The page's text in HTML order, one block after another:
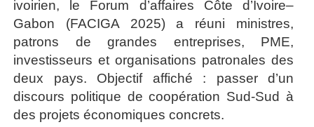
ivoirien, le Forum d’affaires Côte d’Ivoire–
Gabon (FACIGA 2025) a réuni ministres,
patrons de grandes entreprises, PME,
investisseurs et organisations patronales des
deux pays. Objectif affiché : passer d’un
discours politique de coopération Sud-Sud à
des projets économiques concrets.